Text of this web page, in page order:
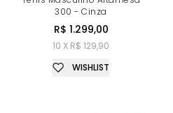
300 - Cinza
R$ 1.299,00
10 X R$ 129,90
WISHLIST